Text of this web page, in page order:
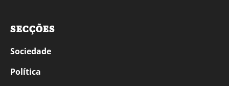
SECÇÕES
Sociedade
Política